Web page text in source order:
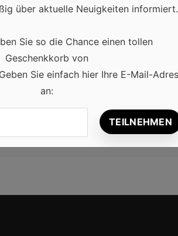
Kommentar speichern.
über aktuelle Neuigkeiten informiert.
Sie so die Chance einen tollen
Geschenkkorb von
Sie einfach hier Ihre E-Mail-
an: